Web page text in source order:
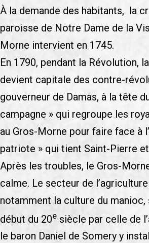
À la demande des habitants, la
paroisse de Notre Dame de la
Morne intervient en 1745.
En 1790, pendant la Révolution,
devient capitale des contre-
gouverneur de Damas, à la tête
campagne » qui regroupe les
au Gros-Morne pour faire face à
patriote » qui tient Saint-Pierre
Après les troubles, le Gros-
calme. Le secteur de
notamment la culture du manioc,
début du 20e siècle par celle de
le baron Daniel de Somery y